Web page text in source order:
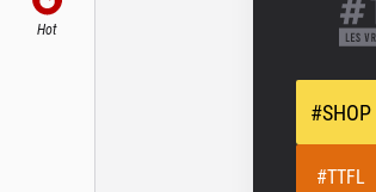
Hot
#SHOP
#TTFL